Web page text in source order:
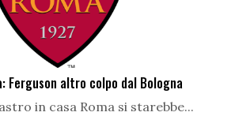
Ferguson altro colpo dal Bologna
in casa Roma si starebbe...